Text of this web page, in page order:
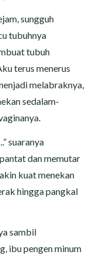
sungguh
tubuhnya
tubuh
terus menerus
melabraknya,
sedalam-
suaranya
dan memutar
kuat menekan
hingga pangkal
sambil
ibu pengen minum